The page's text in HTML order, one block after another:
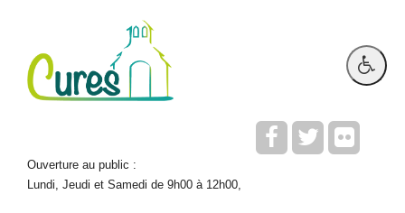
Ouverture au public :
Lundi, Jeudi et Samedi de 9h00 à 12h00,